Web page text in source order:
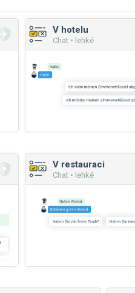
V hotelu
Chat • lehké
V restauraci
Chat • lehké